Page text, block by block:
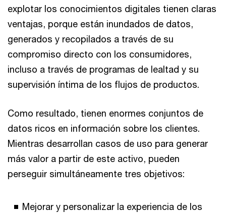
explotar los conocimientos digitales tienen claras
ventajas, porque están inundados de datos,
generados y recopilados a través de su
compromiso directo con los consumidores,
incluso a través de programas de lealtad y su
supervisión íntima de los flujos de productos.
Como resultado, tienen enormes conjuntos de
datos ricos en información sobre los clientes.
Mientras desarrollan casos de uso para generar
más valor a partir de este activo, pueden
perseguir simultáneamente tres objetivos:
Mejorar y personalizar la experiencia de los